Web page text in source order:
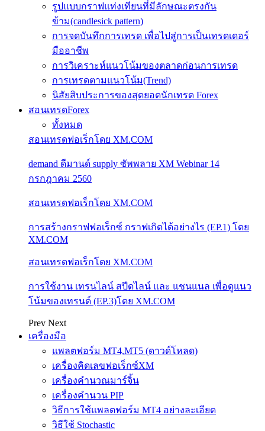
รูปแบบกราฟแท่งเทียนที่มีลักษณะตรงกัน
ข้าม(candlesick pattern)
การจดบันทึกการเทรด เพื่อไปสู่การเป็นเทรดเดอร์
มืออาชีพ
การวิเคราะห์แนวโน้มของตลาดก่อนการเทรด
การเทรดตามแนวโน้ม(Trend)
นิสัยสิบประการของสุดยอดนักเทรด Forex
สอนเทรดForex
ทั้งหมด
สอนเทรดฟอเร็กโดย XM.COM
demand ดีมานด์ supply ซัพพลาย XM Webinar 14
กรกฎาคม 2560
สอนเทรดฟอเร็กโดย XM.COM
การสร้างกราฟฟอเร็กซ์ กราฟเกิดได้อย่างไร (EP.1) โดย
XM.COM
สอนเทรดฟอเร็กโดย XM.COM
การใช้งาน เทรนไลน์ สปีดไลน์ และ แชนแนล เพื่อดูแนว
โน้มของเทรนด์ (EP.3)โดย XM.COM
Prev Next
เครื่องมือ
แพลตฟอร์ม MT4,MT5 (ดาวด์โหลด)
เครื่องคิดเลขฟอเร็กซ์XM
เครื่องคำนวณมาร์จิ้น
เครื่องคำนวน PIP
วิธีการใช้แพลตฟอร์ม MT4 อย่างละเอียด
วิธีใช้ Stochastic